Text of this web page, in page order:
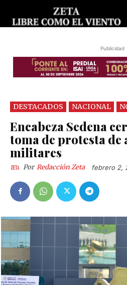
Publicidad
DESTACADOS NACIONAL
Encabeza Sedena
toma de protesta de
militares
Por Redacción Zeta febrero 2,